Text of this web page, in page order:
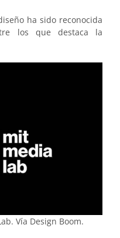
ha sido reconocida
los que destaca la
Vía Design Boom.